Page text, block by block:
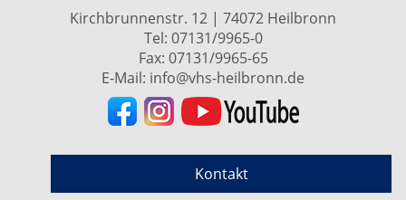
Kirchbrunnenstr. 12 | 74072 Heilbronn
Tel: 07131/9965-0
Fax: 07131/9965-65
E-Mail: info@vhs-heilbronn.de
Kontakt